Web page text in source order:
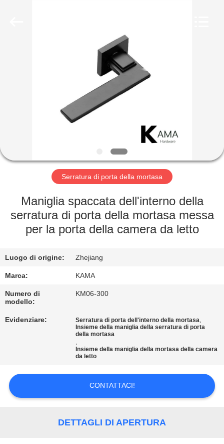
GIRO
FABBRICA
CONTROLLO
QUALITÀ
CONTATTICI
RICHIEDA
CITAZIONE
MAPPA
Serratura di porta della mortasa
Maniglia spaccata dell'interno della
serratura di porta della mortasa messa
per la porta della camera da letto
Luogo di origine: Zhejiang
Marca: KAMA
Numero di
modello:
KM06-300
Evidenziare: Serratura di porta dell'interno della mortasa,
Insieme della maniglia della serratura di porta
della mortasa
,
Insieme della maniglia della mortasa della camera
da letto
CONTATTACI!
DETTAGLI DI APERTURA